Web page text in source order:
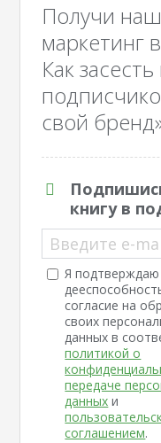
Получи
маркетинг
Как
свой
книгу в
Введите e-
Я
согласие на
своих
данных в
политикой о
передаче
данных и
соглашением.